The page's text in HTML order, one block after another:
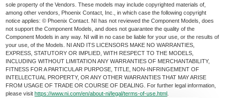
sole property of the Vendors. These models may include copyrighted materials of,
among other vendors, Phoenix Contact, Inc., in which case the following copyright
notice applies: © Phoenix Contact. NI has not reviewed the Component Models, does
not support the Component Models, and does not guarantee the quality of the
Component Models in any way. NI will in no case be liable for your use, or the results of
your use, of the Models. NI AND ITS LICENSORS MAKE NO WARRANTIES,
EXPRESS, STATUTORY OR IMPLIED, WITH RESPECT TO THE MODELS,
INCLUDING WITHOUT LIMITATION ANY WARRANTIES OF MERCHANTABILITY,
FITNESS FOR A PARTICULAR PURPOSE, TITLE, NON-INFRINGEMENT OF
INTELLECTUAL PROPERTY, OR ANY OTHER WARRANTIES THAT MAY ARISE
FROM USAGE OF TRADE OR COURSE OF DEALING. For further legal information,
please visithttps://www.ni.com/en/about-ni/legal/terms-of-use.html